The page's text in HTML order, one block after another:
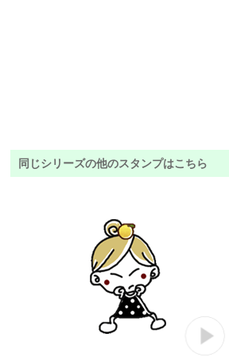
同じシリーズの他のスタンプはこちら